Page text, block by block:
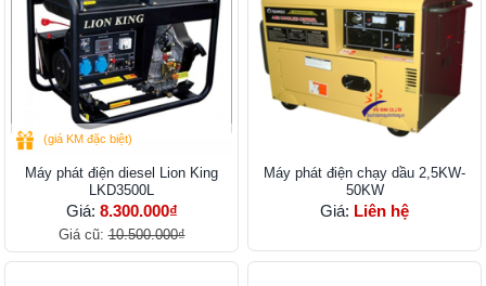
(giá KM đặc biệt)
Máy phát điện diesel Lion King
LKD3500L
Giá: 8.300.000₫
Giá cũ:10.500.000₫
Máy phát điện chạy dầu 2,5KW-
50KW
Giá: Liên hệ